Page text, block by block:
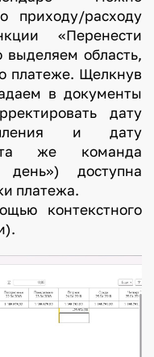
приходу/расходу
«Перенести
выделяем область,
платеже. Щелкнув
в документы
дату
и дату
же команда
доступна
платежа.
контекстного